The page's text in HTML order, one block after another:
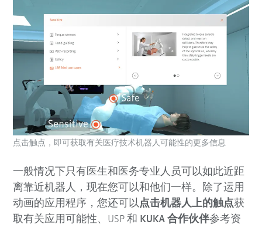
一般情况下只有医生和医务专业人员可以如此近距
离靠近机器人，现在您可以和他们一样。除了运用
动画的应用程序，您还可以点击机器人上的触点获
取有关应用可能性、USP 和 KUKA 合作伙伴参考资
点击触点，即可获取有关医疗技术机器人可能性的更多信息